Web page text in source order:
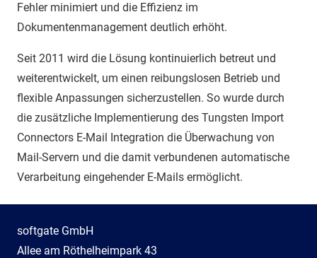
Fehler minimiert und die Effizienz im
Dokumentenmanagement deutlich erhöht.
Seit 2011 wird die Lösung kontinuierlich betreut und
weiterentwickelt, um einen reibungslosen Betrieb und
flexible Anpassungen sicherzustellen. So wurde durch
die zusätzliche Implementierung des Tungsten Import
Connectors E-Mail Integration die Überwachung von
Mail-Servern und die damit verbundenen automatische
Verarbeitung eingehender E-Mails ermöglicht.
softgate GmbH
Allee am Röthelheimpark 43